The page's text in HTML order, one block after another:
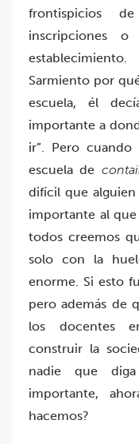
frontispicios
inscripciones
establecimiento.
Sarmiento por
escuela, él
importante a
ir”. Pero
escuela de
difícil que
importante al
todos creemos
solo con la
enorme. Si esto
pero además de
los docentes
construir la
nadie que
importante,
hacemos?